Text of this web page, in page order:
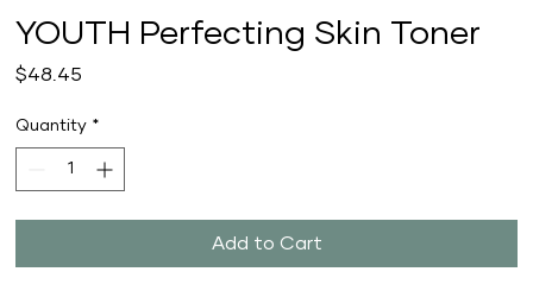
YOUTH Perfecting Skin Toner
$48.45
Quantity *
Add to Cart